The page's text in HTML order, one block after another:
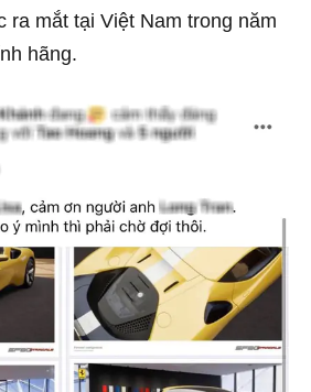
ra mắt tại Việt Nam trong năm
hãng.